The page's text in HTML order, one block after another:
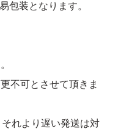
包装となります。
不可とさせて頂きま
れより遅い発送は対